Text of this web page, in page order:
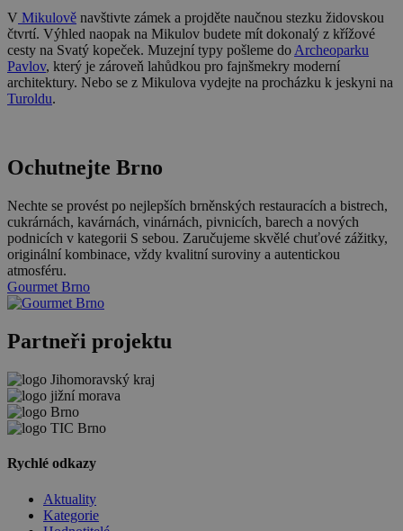
V Mikulově navštivte zámek a projděte naučnou stezku židovskou
čtvrtí. Výhled naopak na Mikulov budete mít dokonalý z křížové
cesty na Svatý kopeček. Muzejní typy pošleme do Archeoparku
Pavlov, který je zároveň lahůdkou pro fajnšmekry moderní
architektury. Nebo se z Mikulova vydejte na procházku k jeskyni na
Turoldu.
Ochutnejte Brno
Nechte se provést po nejlepších brněnských restauracích a bistrech,
cukrárnách, kavárnách, vinárnách, pivnicích, barech a nových
podnicích v kategorii S sebou. Zaručujeme skvělé chuťové zážitky,
originální kombinace, vždy kvalitní suroviny a autentickou
atmosféru.
Gourmet Brno
Partneři projektu
Rychlé odkazy
Aktuality
Kategorie